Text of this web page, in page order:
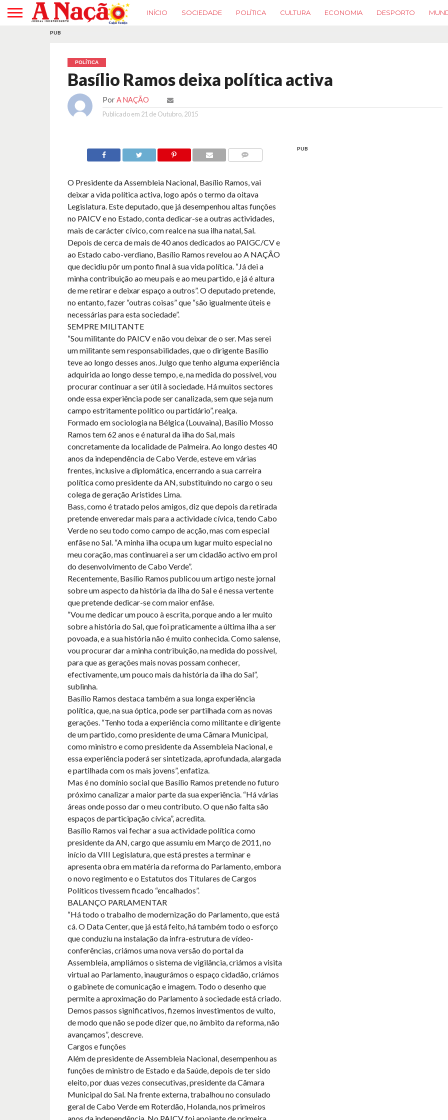
INÍCIO SOCIEDADE POLÍTICA CULTURA ECONOMIA DESPORTO
PUB
POLÍTICA
Basílio Ramos deixa política activa
Por A NAÇÃO
Publicado em 21 de Outubro, 2015
O Presidente da Assembleia Nacional, Basílio Ramos, vai
deixar a vida política activa, logo após o termo da oitava
Legislatura. Este deputado, que já desempenhou altas funções
no PAICV e no Estado, conta dedicar-se a outras actividades,
mais de carácter cívico, com realce na sua ilha natal, Sal.
Depois de cerca de mais de 40 anos dedicados ao PAIGC/CV e
ao Estado cabo-verdiano, Basílio Ramos revelou ao A NAÇÃO
que decidiu pôr um ponto final à sua vida política. “Já dei a
minha contribuição ao meu país e ao meu partido, e já é altura
de me retirar e deixar espaço a outros”. O deputado pretende,
no entanto, fazer “outras coisas” que “são igualmente úteis e
necessárias para esta sociedade”.
SEMPRE MILITANTE
“Sou militante do PAICV e não vou deixar de o ser. Mas serei
um militante sem responsabilidades, que o dirigente Basílio
teve ao longo desses anos. Julgo que tenho alguma experiência
adquirida ao longo desse tempo, e, na medida do possível, vou
procurar continuar a ser útil à sociedade. Há muitos sectores
onde essa experiência pode ser canalizada, sem que seja num
campo estritamente político ou partidário”, realça.
Formado em sociologia na Bélgica (Louvaina), Basílio Mosso
Ramos tem 62 anos e é natural da ilha do Sal, mais
concretamente da localidade de Palmeira. Ao longo destes 40
anos da independência de Cabo Verde, esteve em várias
frentes, inclusive a diplomática, encerrando a sua carreira
política como presidente da AN, substituindo no cargo o seu
colega de geração Aristides Lima.
Bass, como é tratado pelos amigos, diz que depois da retirada
pretende enveredar mais para a actividade cívica, tendo Cabo
Verde no seu todo como campo de acção, mas com especial
enfâse no Sal. “A minha ilha ocupa um lugar muito especial no
meu coração, mas continuarei a ser um cidadão activo em prol
do desenvolvimento de Cabo Verde”.
Recentemente, Basílio Ramos publicou um artigo neste jornal
sobre um aspecto da história da ilha do Sal e é nessa vertente
que pretende dedicar-se com maior enfâse.
“Vou me dedicar um pouco à escrita, porque ando a ler muito
sobre a história do Sal, que foi praticamente a última ilha a ser
povoada, e a sua história não é muito conhecida. Como salense,
vou procurar dar a minha contribuição, na medida do possível,
para que as gerações mais novas possam conhecer,
efectivamente, um pouco mais da história da ilha do Sal”,
sublinha.
Basílio Ramos destaca também a sua longa experiência
política, que, na sua óptica, pode ser partilhada com as novas
gerações. “Tenho toda a experiência como militante e dirigente
de um partido, como presidente de uma Câmara Municipal,
como ministro e como presidente da Assembleia Nacional, e
essa experiência poderá ser sintetizada, aprofundada, alargada
e partilhada com os mais jovens”, enfatiza.
Mas é no domínio social que Basílio Ramos pretende no futuro
próximo canalizar a maior parte da sua experiência. “Há várias
áreas onde posso dar o meu contributo. O que não falta são
espaços de participação cívica”, acredita.
Basílio Ramos vai fechar a sua actividade política como
presidente da AN, cargo que assumiu em Março de 2011, no
início da VIII Legislatura, que está prestes a terminar e
apresenta obra em matéria da reforma do Parlamento, embora
o novo regimento e o Estatutos dos Titulares de Cargos
Políticos tivessem ficado “encalhados”.
BALANÇO PARLAMENTAR
“Há todo o trabalho de modernização do Parlamento, que está
cá. O Data Center, que já está feito, há também todo o esforço
que conduziu na instalação da infra-estrutura de vídeo-
conferências, criámos uma nova versão do portal da
Assembleia, ampliámos o sistema de vigilância, criámos a visita
virtual ao Parlamento, inaugurámos o espaço cidadão, criámos
o gabinete de comunicação e imagem. Todo o desenho que
permite a aproximação do Parlamento à sociedade está criado.
Demos passos significativos, fizemos investimentos de vulto,
de modo que não se pode dizer que, no âmbito da reforma, não
avançamos”, descreve.
Cargos e funções
Além de presidente de Assembleia Nacional, desempenhou as
funções de ministro de Estado e da Saúde, depois de ter sido
eleito, por duas vezes consecutivas, presidente da Câmara
Municipal do Sal. Na frente externa, trabalhou no consulado
geral de Cabo Verde em Roterdão, Holanda, nos primeiros
PUB